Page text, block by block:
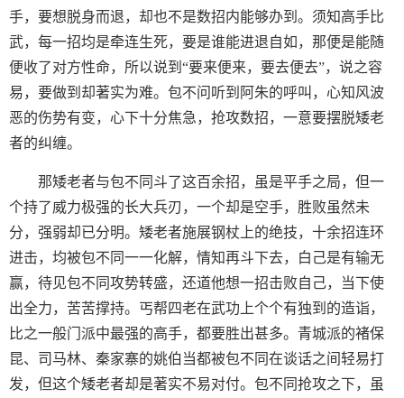
手，要想脱身而退，却也不是数招内能够办到。须知高手比
武，每一招均是牵连生死，要是谁能进退自如，那便是能随
便收了对方性命，所以说到“要来便来，要去便去”，说之容
易，要做到却著实为难。包不问听到阿朱的呼叫，心知风波
恶的伤势有变，心下十分焦急，抢攻数招，一意要摆脱矮老
者的纠缠。
那矮老者与包不同斗了这百余招，虽是平手之局，但一
个持了威力极强的长大兵刃，一个却是空手，胜败虽然未
分，强弱却已分明。矮老者施展钢杖上的绝技，十余招连环
进击，均被包不同一一化解，情知再斗下去，白己是有输无
赢，待见包不同攻势转盛，还道他想一招击败自己，当下使
出全力，苦苦撑持。丐帮四老在武功上个个有独到的造诣，
比之一般门派中最强的高手，都要胜出甚多。青城派的褚保
昆、司马林、秦家寨的姚伯当都被包不同在谈话之间轻易打
发，但这个矮老者却是著实不易对付。包不同抢攻之下，虽